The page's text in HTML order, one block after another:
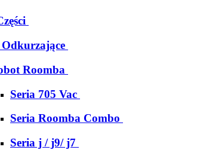
Roomba
Seria 705 Vac
Seria Roomba Combo
Seria j / j9/ j7